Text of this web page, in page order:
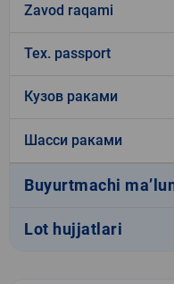
Zavod raqami
Tex. passport
Кузов раками
Шасси раками
Buyurtmachi
Lot hujjatlari